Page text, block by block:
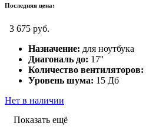
Последняя цена:
3 675 руб.
Назначение: для ноутбука
Диагональ до: 17''
Количество вентиляторов:
Уровень шума: 15 Дб
Нет в наличии
Показать ещё